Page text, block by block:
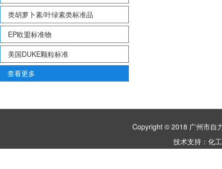
类胡萝卜素/叶绿素类标准品
EP欧盟标准物
美国DUKE颗粒标准
查看更多
Copyright © 2018 广州市
技术支持： 化